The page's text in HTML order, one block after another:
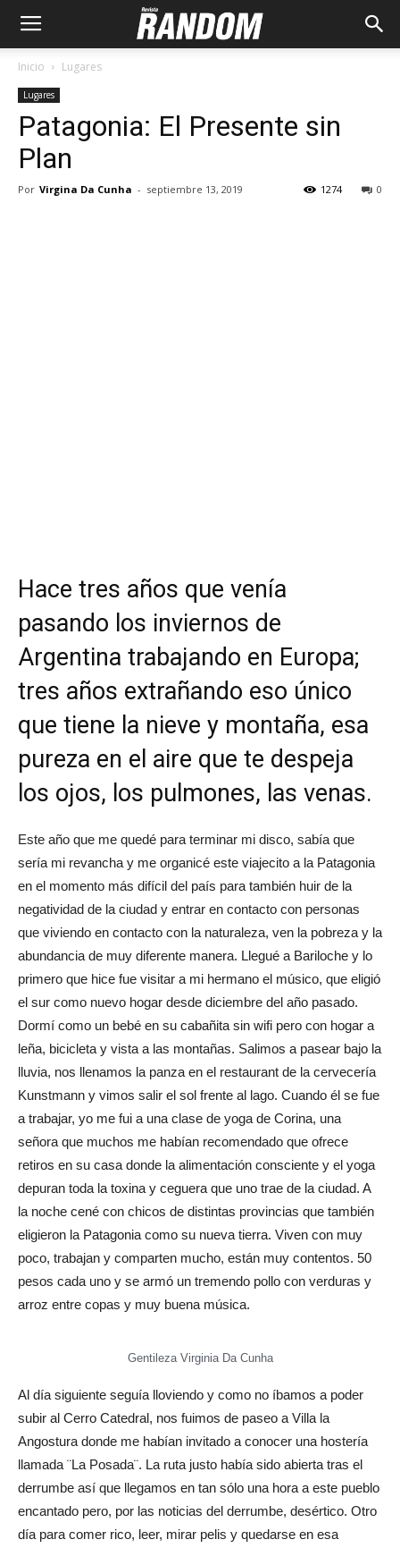
Inicio Lugares
Lugares
Patagonia: El Presente sin
Plan
Por Virgina Da Cunha - septiembre 13, 2019 0
1274
Hace tres años que venía
pasando los inviernos de
Argentina trabajando en Europa;
tres años extrañando eso único
que tiene la nieve y montaña, esa
pureza en el aire que te despeja
los ojos, los pulmones, las venas.
Este año que me quedé para terminar mi disco, sabía que
sería mi revancha y me organicé este viajecito a la Patagonia
en el momento más difícil del país para también huir de la
negatividad de la ciudad y entrar en contacto con personas
que viviendo en contacto con la naturaleza, ven la pobreza y la
abundancia de muy diferente manera. Llegué a Bariloche y lo
primero que hice fue visitar a mi hermano el músico, que eligió
el sur como nuevo hogar desde diciembre del año pasado.
Dormí como un bebé en su cabañita sin wifi pero con hogar a
leña, bicicleta y vista a las montañas. Salimos a pasear bajo la
lluvia, nos llenamos la panza en el restaurant de la cervecería
Kunstmann y vimos salir el sol frente al lago. Cuando él se fue
a trabajar, yo me fui a una clase de yoga de Corina, una
señora que muchos me habían recomendado que ofrece
retiros en su casa donde la alimentación consciente y el yoga
depuran toda la toxina y ceguera que uno trae de la ciudad. A
la noche cené con chicos de distintas provincias que también
eligieron la Patagonia como su nueva tierra. Viven con muy
poco, trabajan y comparten mucho, están muy contentos. 50
pesos cada uno y se armó un tremendo pollo con verduras y
arroz entre copas y muy buena música.
Gentileza Virginia Da Cunha
Al día siguiente seguía lloviendo y como no íbamos a poder
subir al Cerro Catedral, nos fuimos de paseo a Villa la
Angostura donde me habían invitado a conocer una hostería
llamada ¨La Posada¨. La ruta justo había sido abierta tras el
derrumbe así que llegamos en tan sólo una hora a este pueblo
encantado pero, por las noticias del derrumbe, desértico. Otro
día para comer rico, leer, mirar pelis y quedarse en esa